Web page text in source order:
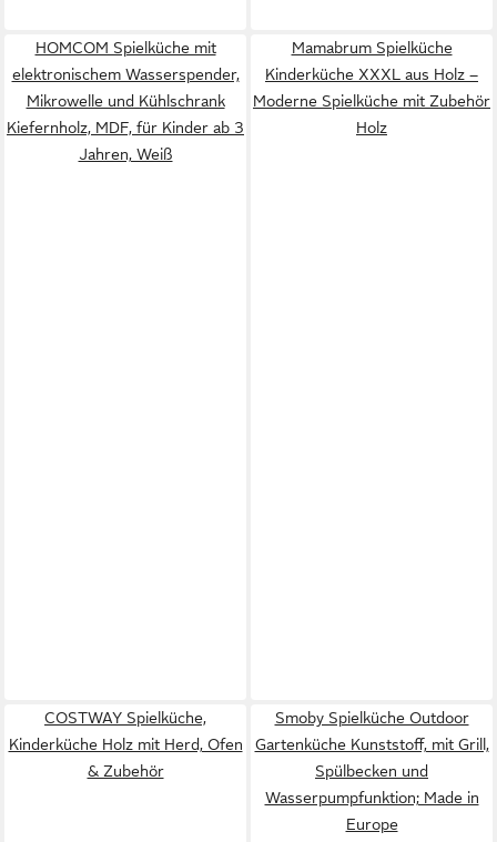
HOMCOM Spielküche mit
elektronischem Wasserspender,
Mikrowelle und Kühlschrank
Kiefernholz, MDF, für Kinder ab 3
Jahren, Weiß
Mamabrum Spielküche
Kinderküche XXXL aus Holz –
Moderne Spielküche mit Zubehör
Holz
COSTWAY Spielküche,
Kinderküche Holz mit Herd, Ofen
& Zubehör
Smoby Spielküche Outdoor
Gartenküche Kunststoff, mit Grill,
Spülbecken und
Wasserpumpfunktion; Made in
Europe